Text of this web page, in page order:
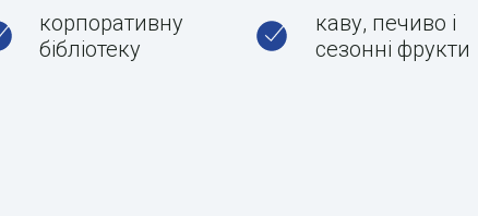
корпоративну
бібліотеку
каву, печиво і
сезонні фрукти